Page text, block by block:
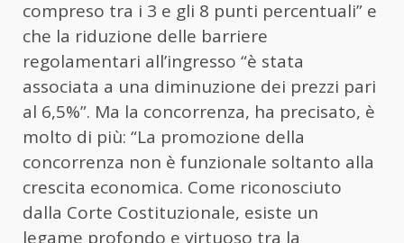
compreso tra i 3 e gli 8 punti percentuali” e
che la riduzione delle barriere
regolamentari all’ingresso “è stata
associata a una diminuzione dei prezzi pari
al 6,5%”. Ma la concorrenza, ha precisato, è
molto di più: “La promozione della
concorrenza non è funzionale soltanto alla
crescita economica. Come riconosciuto
dalla Corte Costituzionale, esiste un
legame profondo e virtuoso tra la